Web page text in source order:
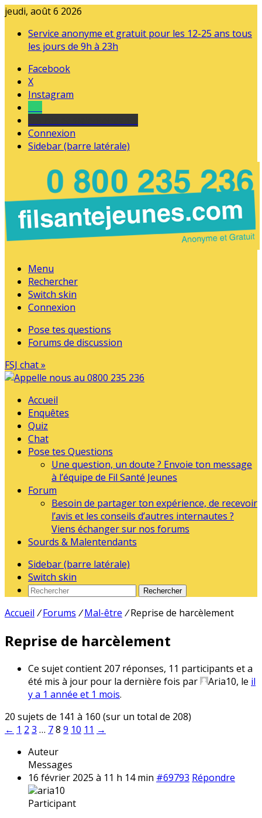
jeudi, août 6 2026
Service anonyme et gratuit pour les 12-25 ans tous
les jours de 9h à 23h
Facebook
X
Instagram
Connexion
Sidebar (barre latérale)
Menu
Rechercher
Switch skin
Connexion
Pose tes questions
Forums de discussion
FSJ chat »
Accueil
Enquêtes
Quiz
Chat
Pose tes Questions
Une question, un doute ? Envoie ton message
à l’équipe de Fil Santé Jeunes
Forum
Besoin de partager ton expérience, de recevoir
l’avis et les conseils d’autres internautes ?
Viens échanger sur nos forums
Sourds & Malentendants
Sidebar (barre latérale)
Switch skin
Rechercher
Accueil / Forums / Mal-être / Reprise de harcèlement
Reprise de harcèlement
Ce sujet contient 207 réponses, 11 participants et a
été mis à jour pour la dernière fois par
Aria10, le il
y a 1 année et 1 mois.
20 sujets de 141 à 160 (sur un total de 208)
← 1 2 3 … 78 9 10 11 →
Auteur
Messages
16 février 2025 à 11 h 14 min #69793 Répondre
aria10
Participant